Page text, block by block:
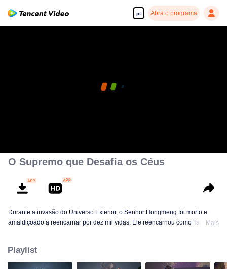
pt Abra o programa
O Supremo que Desafia os Céus
Durante a invasão do Universo Exterior, o Senhor Hongmeng foi morto e
amaldiçoado a reencarnar por dez mil vidas. Ele reencarnou como Tan Yun
espancado, despertando a memória do Hongmeng. Então, Tan Yun adquiriu
um talento de nível divino para aumentar sua cultivação. Tan Yun vingou a
Mais
Playlist